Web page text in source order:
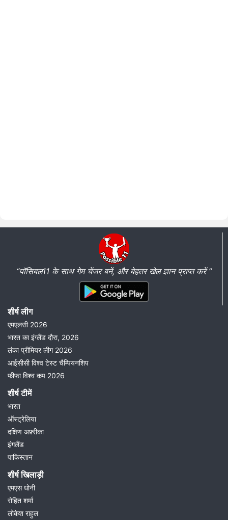
“पॉसिबल11 के साथ गेम चेंजर बनें, और बेहतर खेल ज्ञान प्राप्त करें ”
शीर्ष लीग
एमएलसी 2026
भारत का इंग्लैंड दौरा, 2026
लंका प्रीमियर लीग 2026
आईसीसी विश्व टेस्ट चैम्पियनशिप
फीफा विश्व कप 2026
शीर्ष टीमें
भारत
ऑस्ट्रेलिया
दक्षिण अफ़्रीका
इंगलैंड
पाकिस्तान
शीर्ष खिलाड़ी
एमएस धोनी
रोहित शर्मा
लोकेश राहुल